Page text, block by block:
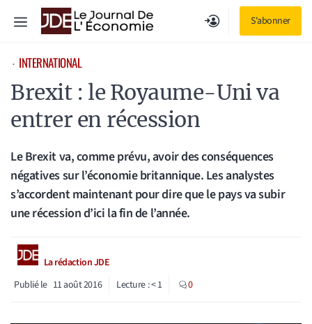
S'abonner
Menu
⋅ INTERNATIONAL
Brexit : le Royaume-Uni va
entrer en récession
Le Brexit va, comme prévu, avoir des conséquences
négatives sur l’économie britannique. Les analystes
s’accordent maintenant pour dire que le pays va subir
une récession d’ici la fin de l’année.
La rédaction JDE
Publié le 11 août 2016 Lecture :< 1 0